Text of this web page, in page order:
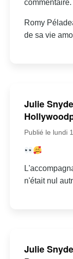
commentaire.
Romy
de sa vie
Julie
Publié le lundi
n'était nul
Julie